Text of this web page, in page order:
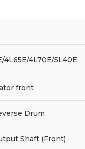
4L65E/4L70E/5L40E
front
Drum
Shaft (Front)